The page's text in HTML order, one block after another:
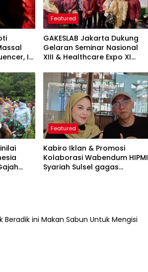
Ini
Featured
GAKESLAB Jakarta Dukung
Gelaran Seminar Nasional
XIII & Healthcare Expo XI
Featured
Kabiro Iklan & Promosi
Kolaborasi Wabendum HIPMI
Syariah Sulsel gagas
ini Makan Sabun Untuk Mengisi